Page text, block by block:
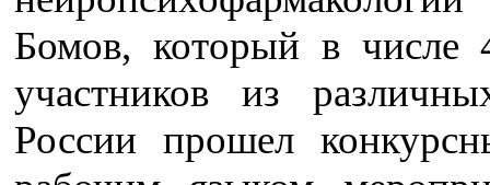
Бомов, который в числе
участников из
России прошел